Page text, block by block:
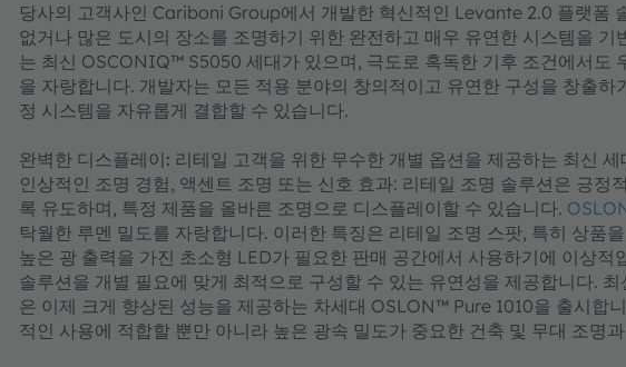
당사의 고객사인 Cariboni Group에서 개발한 혁신적인 Levante 2.0 플랫폼
없거나 많은 도시의 장소를 조명하기 위한 완전하고 매우 유연한 시스템을
는 최신 OSCONIQ™ S5050 세대가 있으며, 극도로 혹독한 기후 조건에서도
을 자랑합니다. 개발자는 모든 적용 분야의 창의적이고 유연한 구성을 창출
정 시스템을 자유롭게 결합할 수 있습니다.
완벽한 디스플레이: 리테일 고객을 위한 무수한 개별 옵션을 제공하는 최신
인상적인 조명 경험, 액센트 조명 또는 신호 효과: 리테일 조명 솔루션은 긍정
록 유도하며, 특정 제품을 올바른 조명으로 디스플레이할 수 있습니다.
탁월한 루멘 밀도를 자랑합니다. 이러한 특징은 리테일 조명 스팟, 특히 상품
높은 광 출력을 가진 초소형 LED가 필요한 판매 공간에서 사용하기에 이상적
솔루션을 개별 필요에 맞게 최적으로 구성할 수 있는 유연성을 제공합니다.
은 이제 크게 향상된 성능을 제공하는 차세대 OSLON™ Pure 1010을 출시합
적인 사용에 적합할 뿐만 아니라 높은 광속 밀도가 중요한 건축 및 무대 조명